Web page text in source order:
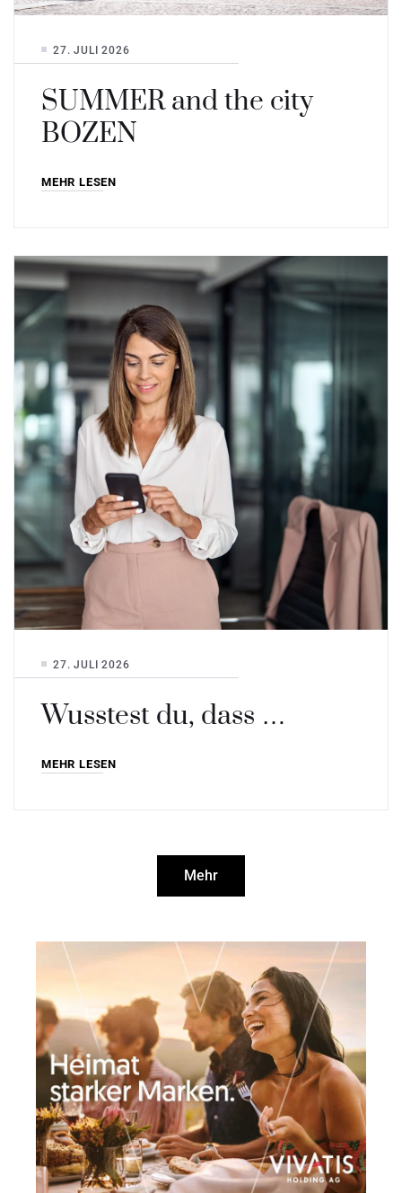
SUMMER and the city
BOZEN
27. JULI 2026
MEHR LESEN
Wusstest du, dass …
27. JULI 2026
MEHR LESEN
Mehr